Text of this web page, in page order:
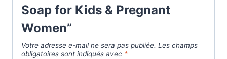
Soap for Kids & Pregnant
Women”
Votre adresse e-mail ne sera pas publiée. Les champs
obligatoires sont indiqués avec *